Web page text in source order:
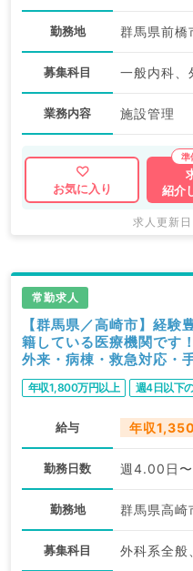
勤務地 群馬県前橋
募集科目 一般内科、
業務内容 施設管理
お気に入り
紹介
求人更新
常勤求人
【群馬県／高崎市】経験
籍している医療機関で
外来・病棟・救急対応・
（消化器外科・一般外科
年収1,800万円以上 週4日以下
給与 年収
勤務日数 週4.00日
勤務地 群馬県高崎
募集科目 外科系全般